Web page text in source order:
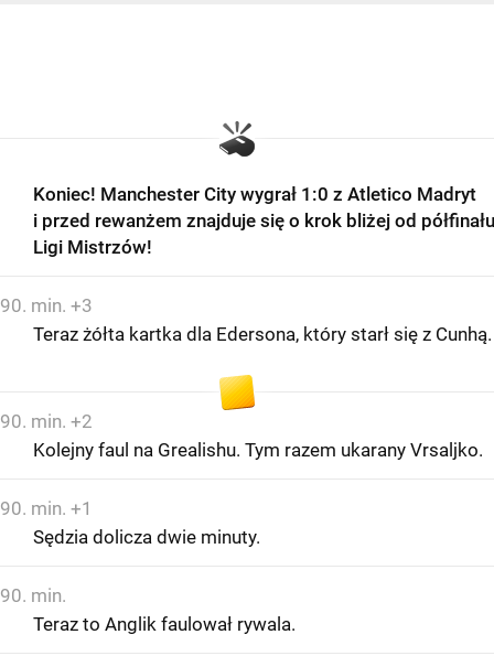
Koniec! Manchester City wygrał 1:0 z Atletico Madryt
i przed rewanżem znajduje się o krok bliżej od półfinału
Ligi Mistrzów!
90. min. +3
Teraz żółta kartka dla Edersona, który starł się z Cunhą.
90. min. +2
Kolejny faul na Grealishu. Tym razem ukarany Vrsaljko.
90. min. +1
Sędzia dolicza dwie minuty.
90. min.
Teraz to Anglik faulował rywala.